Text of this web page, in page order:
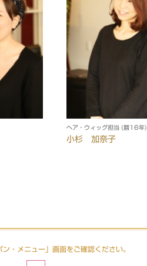
ヘア・ウィッグ担当 (暦16年)
小杉 加奈子
・メニュー」画面をご確認ください。